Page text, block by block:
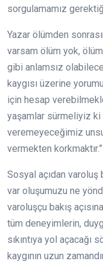
sorgulamamız
Yazar ölümden
varsam ölüm yok,
gibi anlamsız
kaygısı üzerine
için hesap
yaşamlar sürmeliyiz ki
veremeyeceğimiz
vermekten
Sosyal açıdan varoluş
var oluşumuzu ne
varoluşçu bakış
tüm deneyimlerin,
sıkıntıya yol açacağı
kaygının uzun